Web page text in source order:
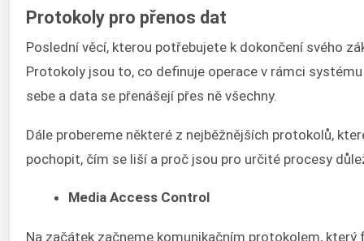
Protokoly pro přenos dat
Poslední věcí, kterou potřebujete k dokončení svého
Protokoly jsou to, co definuje operace v rámci
sebe a data se přenášejí přes ně všechny.
Dále probereme některé z nejběžnějších protokolů,
pochopit, čím se liší a proč jsou pro určité procesy
Media Access Control
Na začátek začneme komunikačním protokolem,